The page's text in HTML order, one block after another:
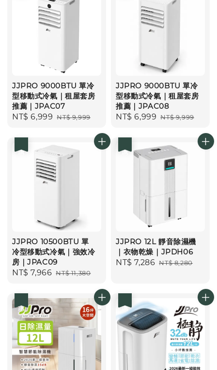
JJPRO 9000BTU 單冷
型移動式冷氣｜租屋套房
推薦｜JPAC07
Sale
NT$ 6,999 Regular
NT$ 9,999
JJPRO 9000BTU 單冷
型移動式冷氣｜租屋套房
推薦｜JPAC08
Sale
NT$ 6,999 Regular
NT$ 9,999
JJPRO 10500BTU 單
冷型移動式冷氣｜強效冷
房｜JPAC09
Sale
NT$ 7,966 Regular
NT$ 11,380
JJPRO 12L 靜音除濕機
｜衣物乾燥｜JPDH06
Sale
NT$ 7,286 Regular
NT$ 8,280